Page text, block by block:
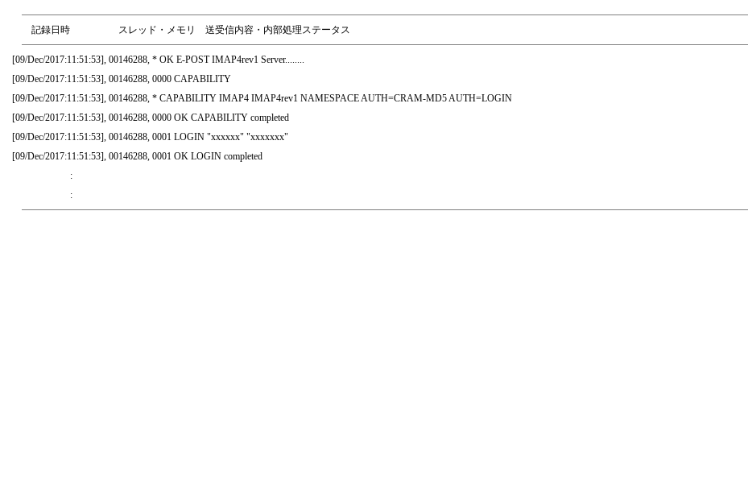
記録日時 スレッド・メモリ 送受信内容・内部処理ステータス
[09/Dec/2017:11:51:53], 00146288, * OK E-POST IMAP4rev1 Server........
[09/Dec/2017:11:51:53], 00146288, 0000 CAPABILITY
[09/Dec/2017:11:51:53], 00146288, * CAPABILITY IMAP4 IMAP4rev1 NAMESPACE AUTH=CRAM-MD5 AUTH=LOGIN
[09/Dec/2017:11:51:53], 00146288, 0000 OK CAPABILITY completed
[09/Dec/2017:11:51:53], 00146288, 0001 LOGIN "xxxxxx" "xxxxxxx"
[09/Dec/2017:11:51:53], 00146288, 0001 OK LOGIN completed
:
: